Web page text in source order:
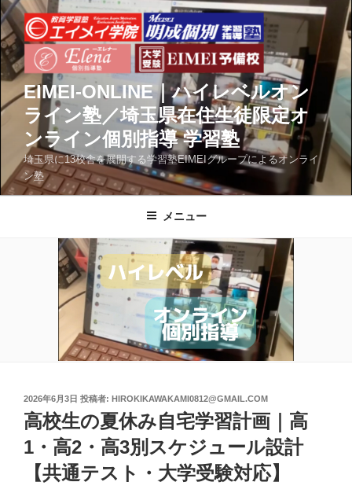
コ
ン
テ
ン
ツ
へ
プ
EIMEI-ONLINE｜ハイレベルオン
ライン塾／埼玉県在住生徒限定オ
ンライン個別指導 学習塾
埼玉県に13校舎を展開する学習塾EIMEIグループによるオンライ
ン塾
メニュー
投
稿
日:
2026年6月3日 投稿者: HIROKIKAWAKAMI0812@GMAIL.COM
高校生の夏休み自宅学習計画｜高
1・高2・高3別スケジュール設計
【共通テスト・大学受験対応】